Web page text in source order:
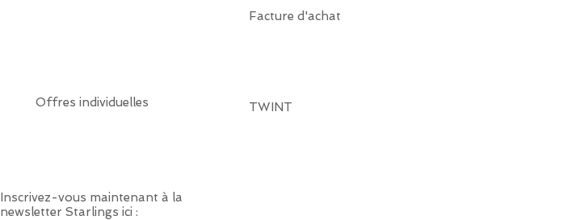
Facture d'achat
Offres individuelles TWINT
Inscrivez-vous maintenant à la
newsletter Starlings ici :